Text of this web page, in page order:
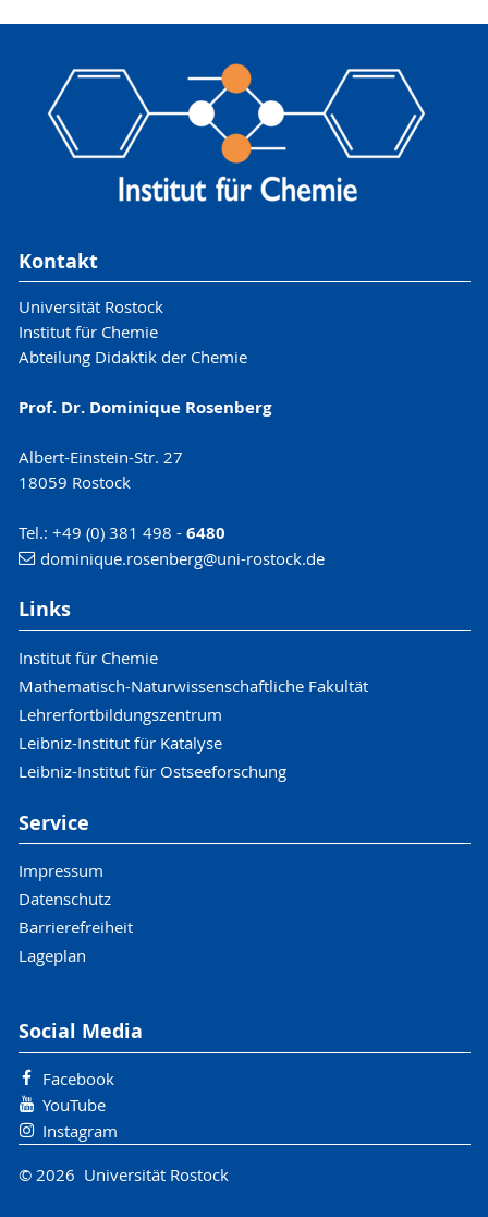
Kontakt
Universität Rostock
Institut für Chemie
Abteilung Didaktik der Chemie
Prof. Dr. Dominique Rosenberg
Albert-Einstein-Str. 27
18059 Rostock
Tel.: +49 (0) 381 498 - 6480
dominique.rosenberg@uni-rostock.de
Links
Institut für Chemie
Mathematisch-Naturwissenschaftliche Fakultät
Lehrerfortbildungszentrum
Leibniz-Institut für Katalyse
Leibniz-Institut für Ostseeforschung
Service
Impressum
Datenschutz
Barrierefreiheit
Lageplan
Social Media
Facebook
YouTube
Instagram
© 2026 Universität Rostock